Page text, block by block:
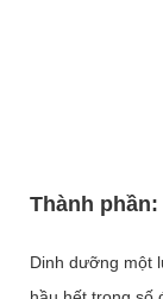
Thành phần:
Dinh dưỡng một